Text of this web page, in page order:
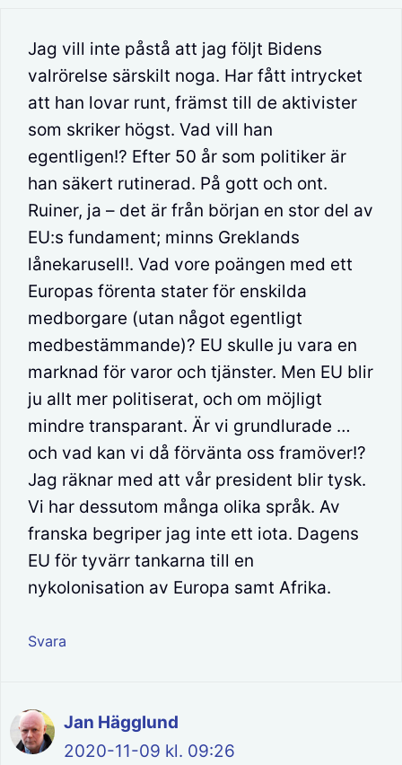
Jag vill inte påstå att jag följt Bidens
valrörelse särskilt noga. Har fått intrycket
att han lovar runt, främst till de aktivister
som skriker högst. Vad vill han
egentligen!? Efter 50 år som politiker är
han säkert rutinerad. På gott och ont.
Ruiner, ja – det är från början en stor del av
EU:s fundament; minns Greklands
lånekarusell!. Vad vore poängen med ett
Europas förenta stater för enskilda
medborgare (utan något egentligt
medbestämmande)? EU skulle ju vara en
marknad för varor och tjänster. Men EU blir
ju allt mer politiserat, och om möjligt
mindre transparant. Är vi grundlurade …
och vad kan vi då förvänta oss framöver!?
Jag räknar med att vår president blir tysk.
Vi har dessutom många olika språk. Av
franska begriper jag inte ett iota. Dagens
EU för tyvärr tankarna till en
nykolonisation av Europa samt Afrika.
Svara
Jan Hägglund
2020-11-09 kl. 09:26